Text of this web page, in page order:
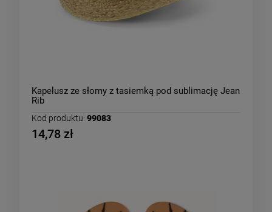
Kapelusz ze słomy z tasiemką pod sublimację Jean
Rib
Kod produktu: 99083
14,78 zł